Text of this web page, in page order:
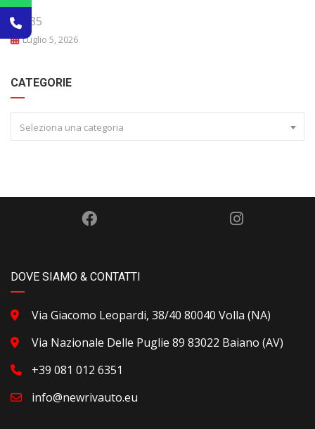
29035
Luglio 5, 2026
CATEGORIE
Seleziona una categoria
DOVE SIAMO & CONTATTI
Via Giacomo Leopardi, 38/40 80040 Volla (NA)
Via Nazionale Delle Puglie 89 83022 Baiano (AV)
+39 081 012 6351
info@newrivauto.eu